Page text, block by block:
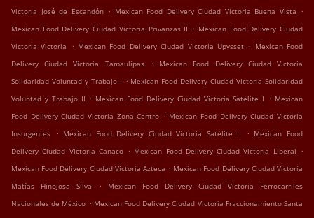
Victoria José de Escandón . Mexican Food Delivery Ciudad Victoria Buena Vista .
Mexican Food Delivery Ciudad Victoria Privanzas II . Mexican Food Delivery Ciudad
Victoria Victoria
. Mexican Food Delivery Ciudad Victoria Upysset . Mexican Food
Delivery Ciudad Victoria Tamaulipas
.
Mexican Food Delivery Ciudad Victoria
Solidaridad Voluntad y Trabajo I . Mexican Food Delivery Ciudad Victoria Solidaridad
Voluntad y Trabajo II . Mexican Food Delivery Ciudad Victoria Satélite I . Mexican
Food Delivery Ciudad Victoria Zona Centro . Mexican Food Delivery Ciudad Victoria
Insurgentes
. Mexican Food Delivery Ciudad Victoria Satélite II . Mexican Food
Delivery Ciudad Victoria Canaco . Mexican Food Delivery Ciudad Victoria Liberal .
Mexican Food Delivery Ciudad Victoria Azteca . Mexican Food Delivery Ciudad Victoria
Matías Hinojosa Silva
.
Mexican Food Delivery Ciudad Victoria Ferrocarriles
Nacionales de México . Mexican Food Delivery Ciudad Victoria Fraccionamiento Santa